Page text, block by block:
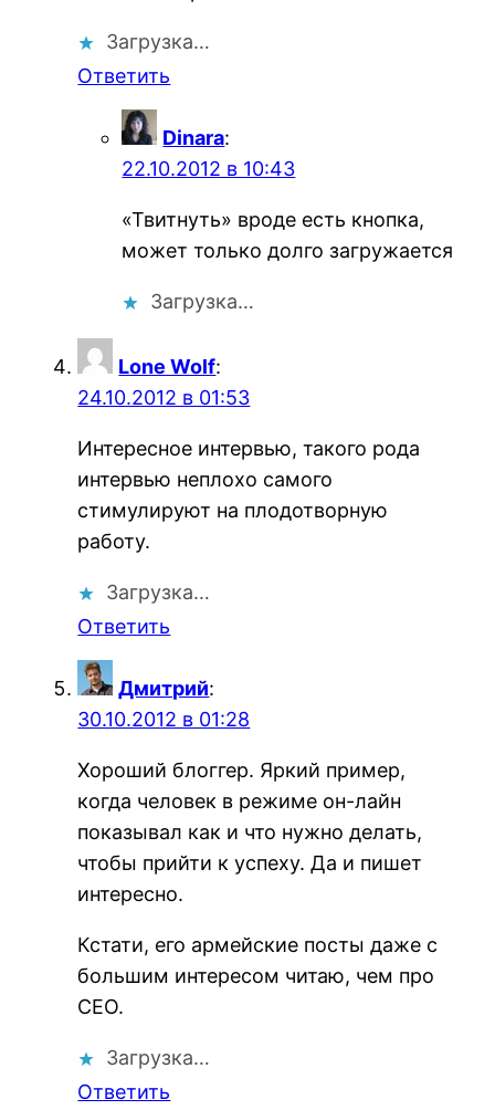
Загрузка…
Ответить
Dinara:
22.10.2012 в 10:43
«Твитнуть» вроде есть кнопка,
может только долго загружается
Загрузка…
Lone Wolf:
24.10.2012 в 01:53
Интересное интервью, такого рода
интервью неплохо самого
стимулируют на плодотворную
работу.
Загрузка…
Ответить
Дмитрий:
30.10.2012 в 01:28
Хороший блоггер. Яркий пример,
когда человек в режиме он-лайн
показывал как и что нужно делать,
чтобы прийти к успеху. Да и пишет
интересно.
Кстати, его армейские посты даже с
большим интересом читаю, чем про
СЕО.
Загрузка…
Ответить